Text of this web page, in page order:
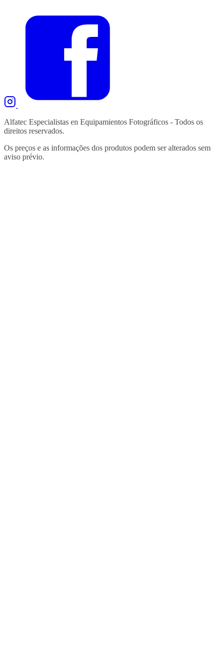
Alfatec Especialistas en Equipamientos Fotográficos - Todos os
direitos reservados.
Os preços e as informações dos produtos podem ser alterados sem
aviso prévio.